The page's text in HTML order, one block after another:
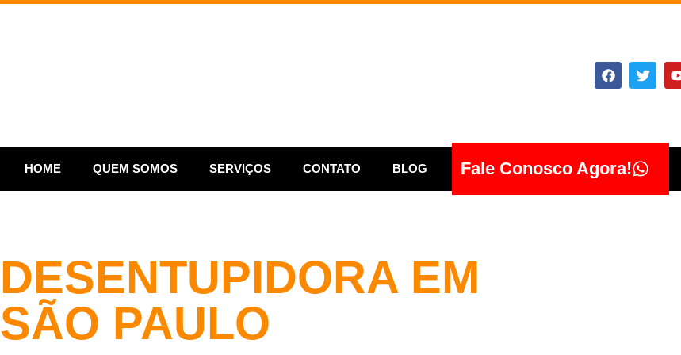
HOME QUEM SOMOS SERVIÇOS CONTATO BLOG Fale Conosco Agora!
DESENTUPIDORA EM
SÃO PAULO